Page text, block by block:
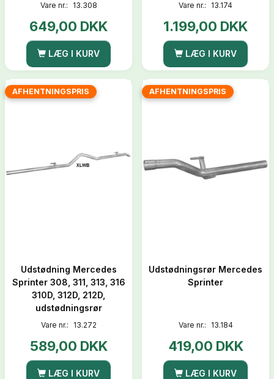
Vare nr.: 13.308
649,00 DKK
LÆG I KURV
Vare nr.: 13.174
1.199,00 DKK
LÆG I KURV
AFHENTNINGSPRIS
Udstødning Mercedes
Sprinter 308, 311, 313, 316
310D, 312D, 212D,
udstødningsrør
Vare nr.: 13.272
589,00 DKK
LÆG I KURV
AFHENTNINGSPRIS
Udstødningsrør Mercedes
Sprinter
Vare nr.: 13.184
419,00 DKK
LÆG I KURV